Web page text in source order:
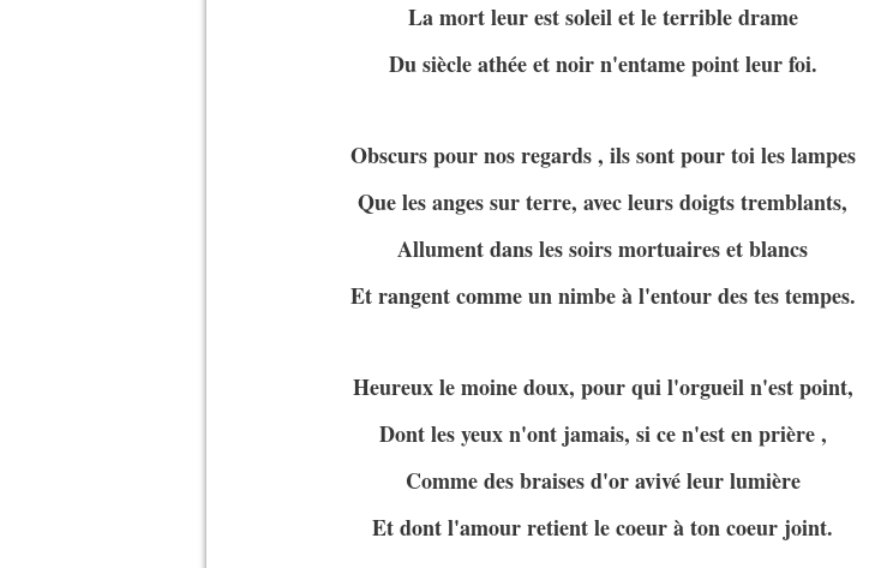
La mort leur est soleil et le terrible drame
Du siècle athée et noir n'entame point leur foi.
Obscurs pour nos regards , ils sont pour toi les lampes
Que les anges sur terre, avec leurs doigts tremblants,
Allument dans les soirs mortuaires et blancs
Et rangent comme un nimbe à l'entour des tes tempes.
Heureux le moine doux, pour qui l'orgueil n'est point,
Dont les yeux n'ont jamais, si ce n'est en prière ,
Comme des braises d'or avivé leur lumière
Et dont l'amour retient le coeur à ton coeur joint.